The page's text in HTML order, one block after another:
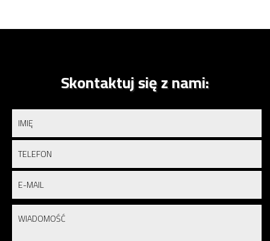
Skontaktuj się z nami: